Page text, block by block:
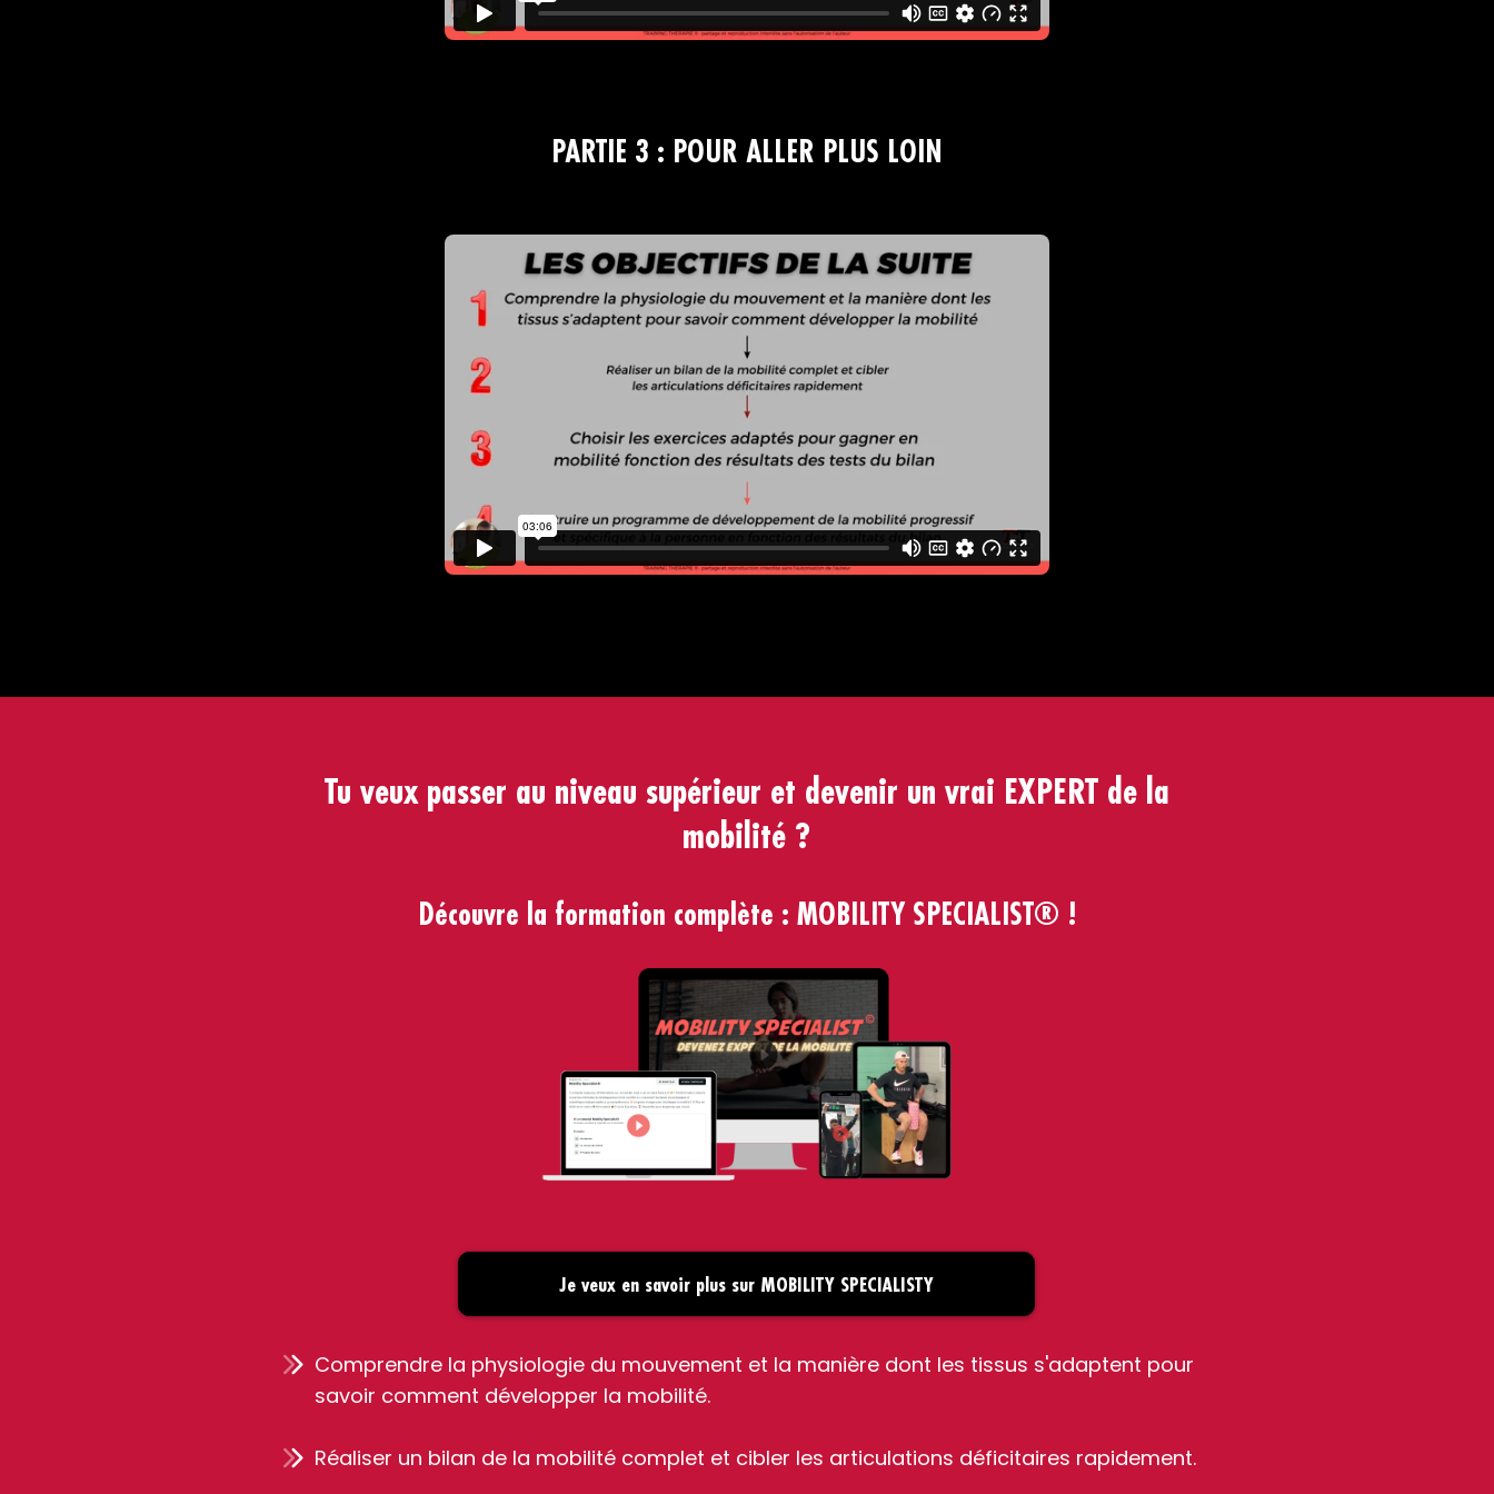
PARTIE 3 : POUR ALLER PLUS LOIN
Tu veux passer au niveau supérieur et devenir un vrai EXPERT de la
mobilité ?
Découvre la formation complète : MOBILITY SPECIALIST® !
Je veux en savoir plus sur MOBILITY SPECIALISTY
Comprendre la physiologie du mouvement et la manière dont les tissus s'adaptent pour
savoir comment développer la mobilité.
Réaliser un bilan de la mobilité complet et cibler les articulations déficitaires rapidement.